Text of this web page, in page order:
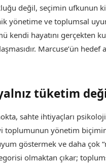
değil, seçimin ufkunun
yönetime ve toplumsal
kendi hayatını gerçekten
Marcuse’ün
tüketim
sahte ihtiyaçları
toplumunun yönetim
göstermek ve daha
olmaktan çıkar;